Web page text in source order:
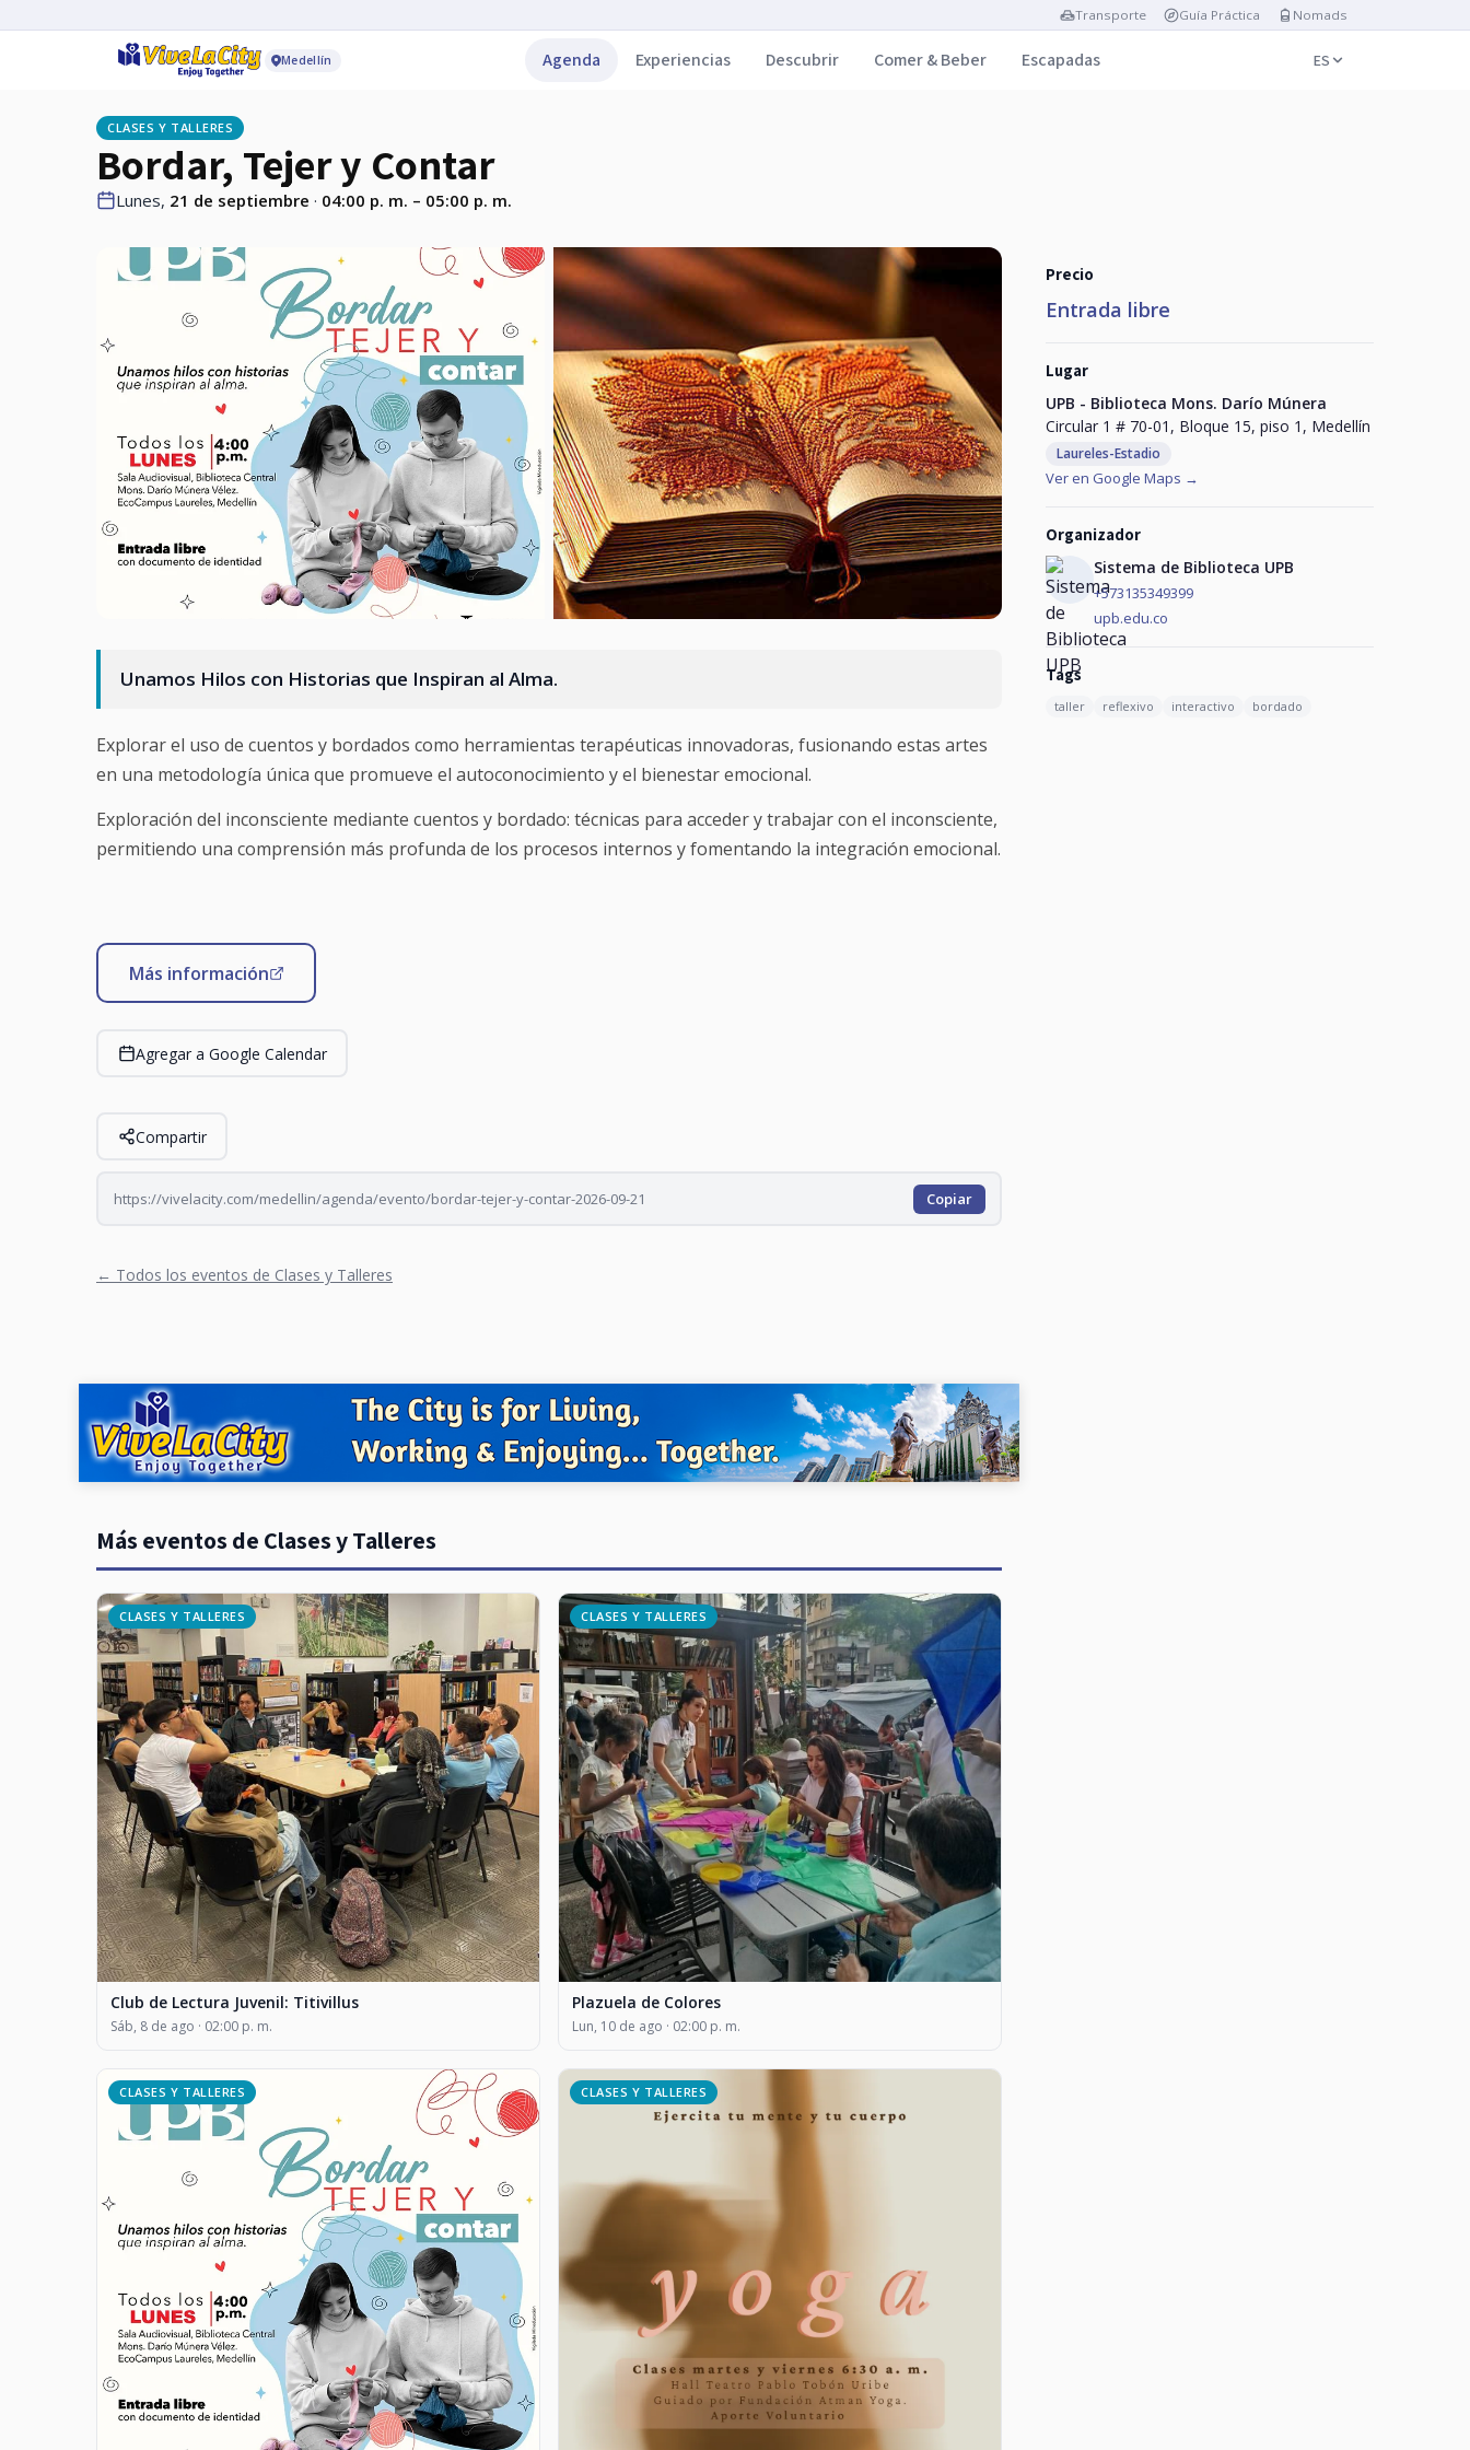
Transporte Guía Práctica Nomads
Medellín Agenda Experiencias Descubrir Comer & Beber Escapadas ES
CLASES Y TALLERES
Bordar, Tejer y Contar
Lunes, 21 de septiembre · 04:00 p. m. – 05:00 p. m.
Unamos Hilos con Historias que Inspiran al Alma.
Explorar el uso de cuentos y bordados como herramientas terapéuticas innovadoras, fusionando estas artes
en una metodología única que promueve el autoconocimiento y el bienestar emocional.
Exploración del inconsciente mediante cuentos y bordado: técnicas para acceder y trabajar con el inconsciente,
permitiendo una comprensión más profunda de los procesos internos y fomentando la integración emocional.
Precio
Entrada libre
Lugar
UPB - Biblioteca Mons. Darío Múnera
Circular 1 # 70-01, Bloque 15, piso 1, Medellín
Laureles-Estadio
Ver en Google Maps →
Organizador
Sistema de Biblioteca UPB
+573135349399
upb.edu.co
Tags
taller reflexivo interactivo bordado
Más información
Agregar a Google Calendar
Compartir
https://vivelacity.com/medellin/agenda/evento/bordar-tejer-y-contar-2026-09-21 Copiar
← Todos los eventos de Clases y Talleres
Más eventos de Clases y Talleres
CLASES Y TALLERES
Club de Lectura Juvenil: Titivillus
Sáb, 8 de ago · 02:00 p. m.
CLASES Y TALLERES
Plazuela de Colores
Lun, 10 de ago · 02:00 p. m.
CLASES Y TALLERES CLASES Y TALLERES